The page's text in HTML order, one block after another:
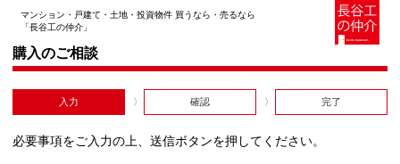
マンション・戸建て・土地・投資物件 買うなら・売るなら
「長谷工の仲介」
購入のご相談
入力 確認 完了
必要事項をご入力の上、送信ボタンを押してください。